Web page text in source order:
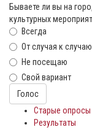
Бываете ли вы на
культурных
Всегда
От случая к случаю
Не посещаю
Свой вариант
Варианты
Голос
Старые опросы
Результаты